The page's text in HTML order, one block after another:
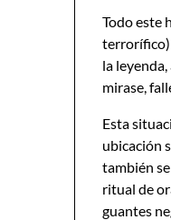
Todo este
terrorífico)
la
mirase,
Esta
ubicación
también
ritual de
guantes